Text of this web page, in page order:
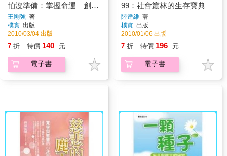
怕沒準備：掌握命運 創造
成功
王剛強 著
樸實 出版
2010/03/04 出版
7 折 特價 140 元
電子書
99：社會叢林的生存寶典
陸達維 著
樸實 出版
2010/01/06 出版
7 折 特價 196 元
電子書